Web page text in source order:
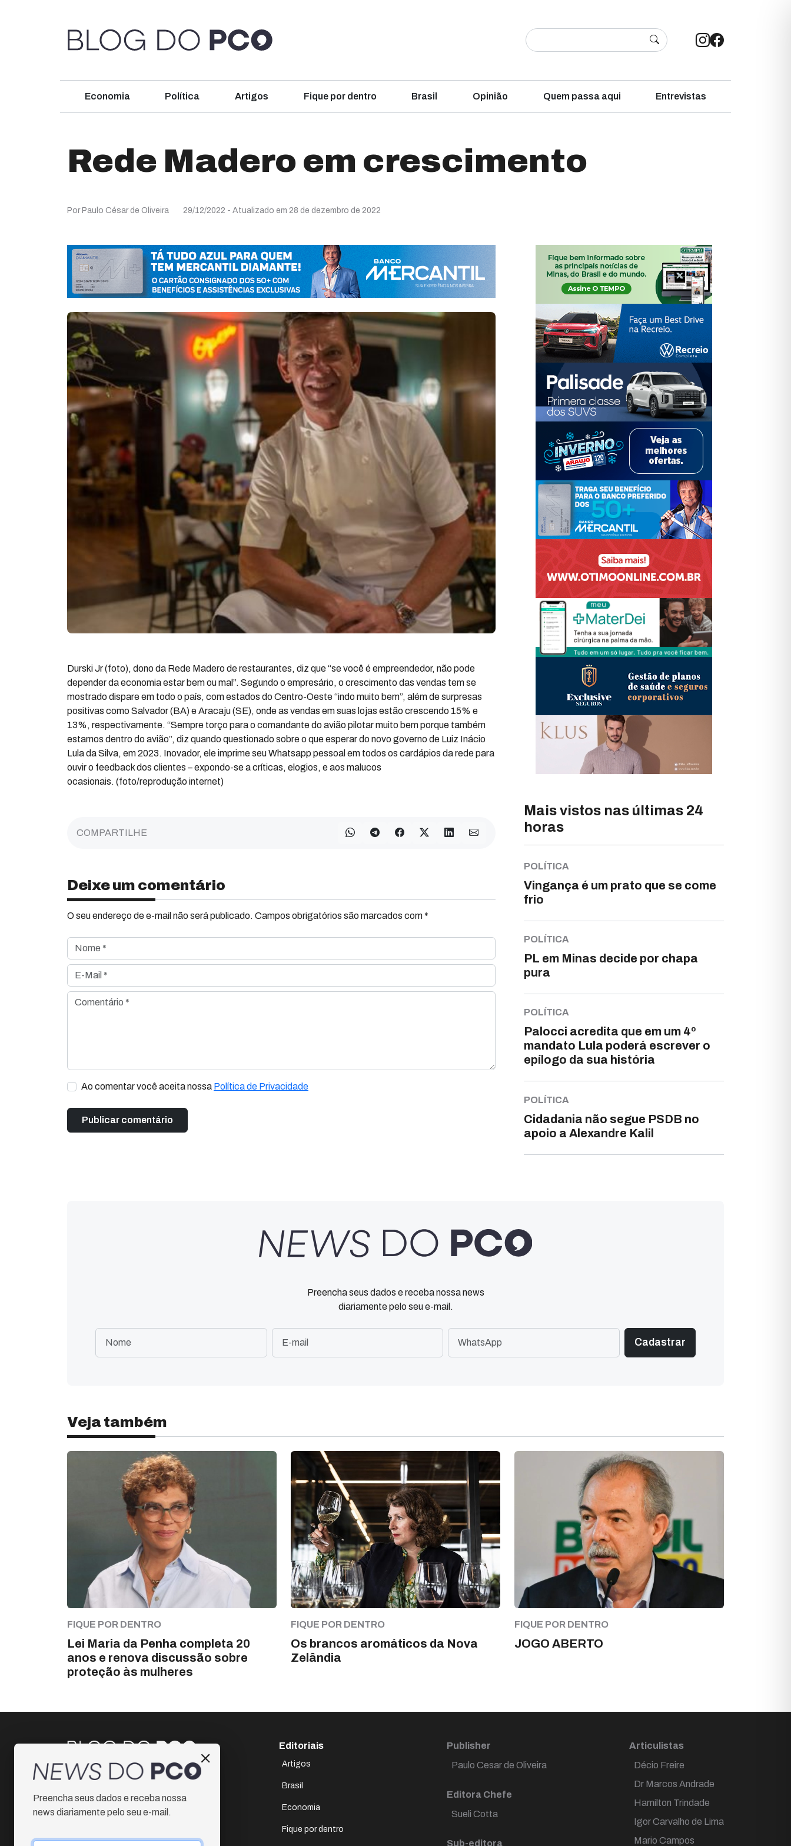
Economia Política Artigos Fique por dentro Brasil Opinião Quem passa aqui Entrevistas
Rede Madero em crescimento
Por Paulo César de Oliveira 29/12/2022 - Atualizado em 28 de dezembro de 2022
Durski Jr (foto), dono da Rede Madero de restaurantes, diz que “se você é empreendedor, não pode
depender da economia estar bem ou mal”. Segundo o empresário, o crescimento das vendas tem se
mostrado dispare em todo o país, com estados do Centro-Oeste “indo muito bem”, além de surpresas
positivas como Salvador (BA) e Aracaju (SE), onde as vendas em suas lojas estão crescendo 15% e
13%, respectivamente. “Sempre torço para o comandante do avião pilotar muito bem porque também
estamos dentro do avião”, diz quando questionado sobre o que esperar do novo governo de Luiz Inácio
Lula da Silva, em 2023. Inovador, ele imprime seu Whatsapp pessoal em todos os cardápios da rede para
ouvir o feedback dos clientes – expondo-se a críticas, elogios, e aos malucos
ocasionais. (foto/reprodução internet)
COMPARTILHE
Deixe um comentário
O seu endereço de e-mail não será publicado. Campos obrigatórios são marcados com *
Nome *
E-Mail *
Comentário *
Ao comentar você aceita nossa Política de Privacidade
Mais vistos nas últimas 24
horas
POLÍTICA
Vingança é um prato que se come
frio
POLÍTICA
PL em Minas decide por chapa
pura
POLÍTICA
Palocci acredita que em um 4º
mandato Lula poderá escrever o
epílogo da sua história
POLÍTICA
Cidadania não segue PSDB no
apoio a Alexandre Kalil
Preencha seus dados e receba nossa news
diariamente pelo seu e-mail.
Veja também
FIQUE POR DENTRO
Lei Maria da Penha completa 20
anos e renova discussão sobre
proteção às mulheres
FIQUE POR DENTRO
Os brancos aromáticos da Nova
Zelândia
FIQUE POR DENTRO
JOGO ABERTO
Instagram
Facebook
Editoriais
Artigos
Brasil
Economia
Fique por dentro
Publisher
Paulo Cesar de Oliveira
Editora Chefe
Sueli Cotta
Sub-editora
Articulistas
Décio Freire
Dr Marcos Andrade
Hamilton Trindade
Igor Carvalho de Lima
Mario Campos
Preencha seus dados e receba nossa
news diariamente pelo seu e-mail.